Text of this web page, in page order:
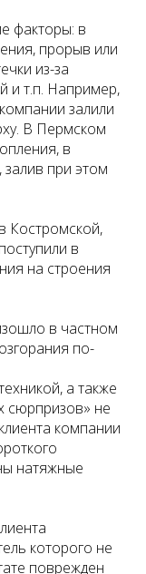
факторы: в
прорыв или
из-за
и т.п. Например,
залили
В Пермском
в
залив при этом
Костромской,
в
на строения
в частном
по-
а также
сюрпризов» не
компании
натяжные
которого не
поврежден